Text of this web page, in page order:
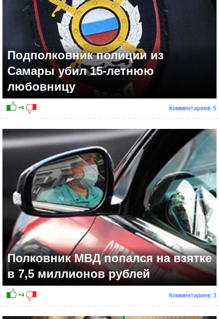
+6
Подполковник полиции из
Самары убил 15-летнюю
любовницу
Комментариев: 5
Полковник МВД попался на взятке
в 7,5 миллионов рублей
Комментариев: 3